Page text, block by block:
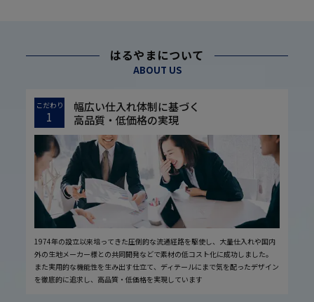
はるやまについて
ABOUT US
こだわり
1
幅広い仕入れ体制に基づく
高品質・低価格の実現
1974年の設立以来培ってきた圧倒的な流通経路を駆使し、大量仕入れや国内
外の生地メーカー様との共同開発などで素材の低コスト化に成功しました。
また実用的な機能性を生み出す仕立て、ディテールにまで気を配ったデザイン
を徹底的に追求し、高品質・低価格を実現しています